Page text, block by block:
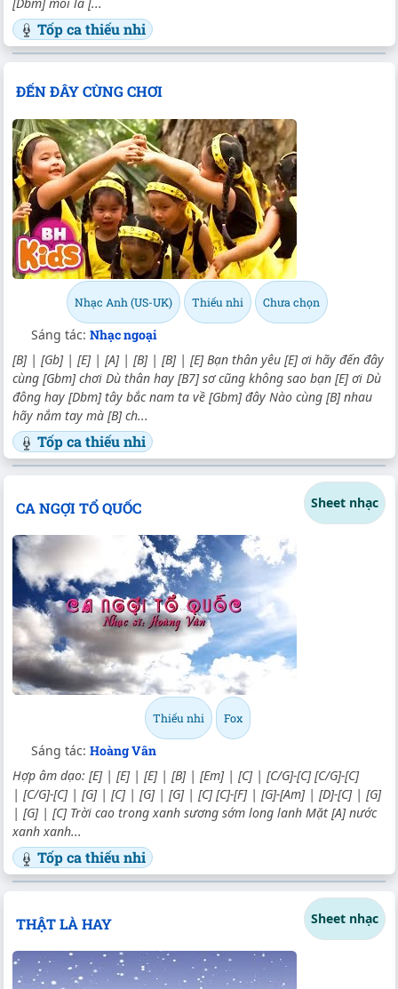
Tốp ca thiếu nhi
ĐẾN ĐÂY CÙNG CHƠI
Nhạc Anh (US-UK) Thiếu nhi Chưa chọn
Sáng tác: Nhạc ngoại
[B] | [Gb] | [E] | [A] | [B] | [B] | [E] Bạn thân yêu [E] ơi hãy đến đây
cùng [Gbm] chơi Dù thân hay [B7] sơ cũng không sao bạn [E] ơi Dù
đông hay [Dbm] tây bắc nam ta về [Gbm] đây Nào cùng [B] nhau
hãy nắm tay mà [B] ch...
Tốp ca thiếu nhi
CA NGỢI TỔ QUỐC Sheet nhạc
Thiếu nhi Fox
Sáng tác: Hoàng Vân
Hợp âm dạo: [E] | [E] | [E] | [B] | [Em] | [C] | [C/G]-[C] [C/G]-[C]
| [C/G]-[C] | [G] | [C] | [G] | [G] | [C] [C]-[F] | [G]-[Am] | [D]-[C] | [G]
| [G] | [C] Trời cao trong xanh sương sớm long lanh Mặt [A] nước
xanh xanh...
Tốp ca thiếu nhi
THẬT LÀ HAY Sheet nhạc